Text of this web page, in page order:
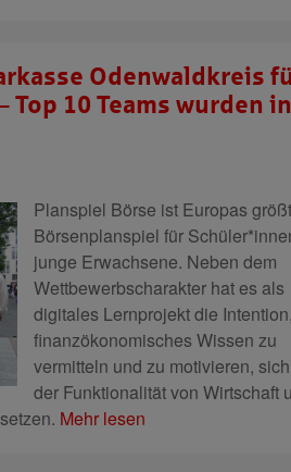
Odenwaldkreis
10 Teams wurden in
Planspiel Börse ist Europas
Börsenplanspiel für
junge Erwachsene. Neben dem
Wettbewerbscharakter hat es als
digitales Lernprojekt die Intention,
finanzökonomisches Wissen zu
vermitteln und zu motivieren,
der Funktionalität von Wirtschaft
Mehr lesen